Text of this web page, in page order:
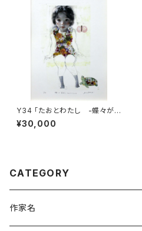
Y34 「たおとわたし -蝶々が
蜜吸をやめるころには-」
¥30,000
CATEGORY
作家名